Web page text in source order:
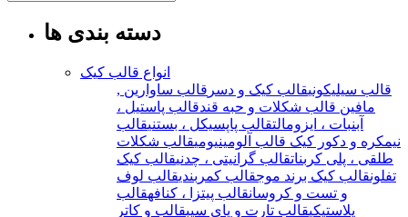
دسته بندی ها
انواع قالب کیک
قالب سیلیکونیقالب کیک و دسر قالب ساوارین ,
مافین قالب شکلات و حبه قندقالب پاستیل ،
آبنبات ، ایزومالتقالب پاپسیکل ، بستنیقالب
نیمکره و دکور کیک قالب آلومینیومیقالب شکلات
طلقی ، پلی کربناتقالب گرانیتی ، چدنیقالب کیک
تفلونقالب کیک برند موجقالب کمربندیقالب لوف
و تست و کروسانقالب پیتزا ، کنافهقالب
پلاستیکیقالب تارت و پای سیبقالب و کاتر